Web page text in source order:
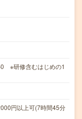
※研修含むはじめの1
円以上可(7時間45分